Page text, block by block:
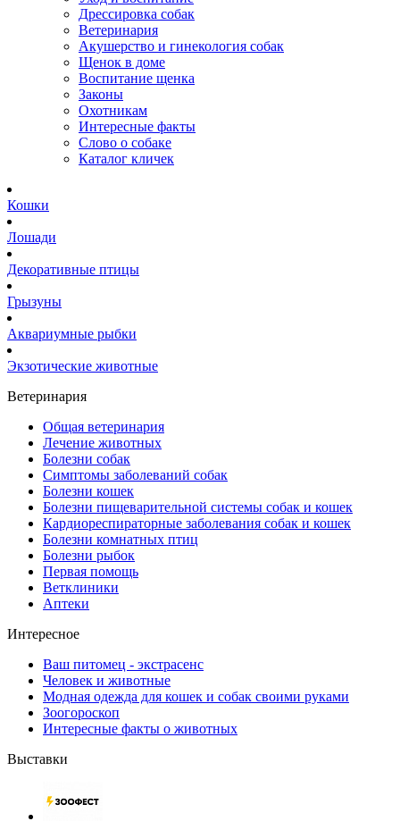
Дрессировка собак
Ветеринария
Акушерство и гинекология собак
Щенок в доме
Воспитание щенка
Законы
Охотникам
Интересные факты
Слово о собаке
Каталог кличек
Кошки
Лошади
Декоративные птицы
Грызуны
Аквариумные рыбки
Экзотические животные
Ветеринария
Общая ветеринария
Лечение животных
Болезни собак
Симптомы заболеваний собак
Болезни кошек
Болезни пищеварительной системы собак и кошек
Кардиореспираторные заболевания собак и кошек
Болезни комнатных птиц
Болезни рыбок
Первая помощь
Ветклиники
Аптеки
Интересное
Ваш питомец - экстрасенс
Человек и животные
Модная одежда для кошек и собак своими руками
Зоогороскоп
Интересные факты о животных
Выставки